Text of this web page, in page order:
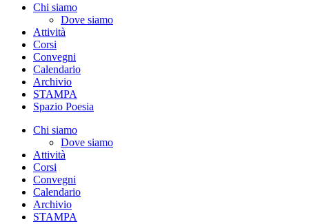
Chi siamo
Dove siamo
Attività
Corsi
Convegni
Calendario
Archivio
STAMPA
Spazio Poesia
Chi siamo
Dove siamo
Attività
Corsi
Convegni
Calendario
Archivio
STAMPA